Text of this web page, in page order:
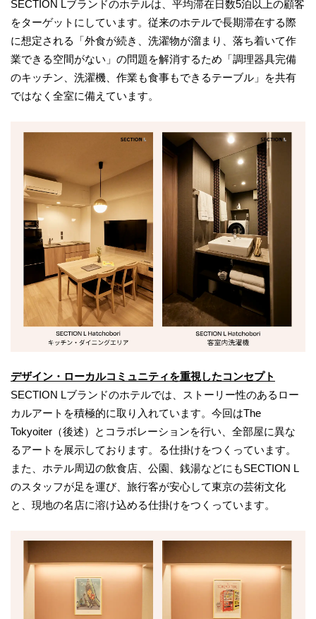
SECTION Lブランドのホテルは、平均滞在日数5泊以上の顧客
をターゲットにしています。従来のホテルで長期滞在する際
に想定される「外食が続き、洗濯物が溜まり、落ち着いて作
業できる空間がない」の問題を解消するため「調理器具完備
のキッチン、洗濯機、作業も食事もできるテーブル」を共有
ではなく全室に備えています。
デザイン・ローカルコミュニティを重視したコンセプト
SECTION Lブランドのホテルでは、ストーリー性のあるロー
カルアートを積極的に取り入れています。今回はThe
Tokyoiter（後述）とコラボレーションを行い、全部屋に異な
るアートを展示しております。る仕掛けをつくっています。
また、ホテル周辺の飲食店、公園、銭湯などにもSECTION L
のスタッフが足を運び、旅行客が安心して東京の芸術文化
と、現地の名店に溶け込める仕掛けをつくっています。